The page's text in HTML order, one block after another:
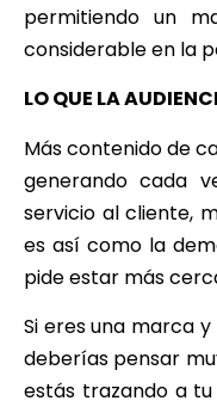
permitiendo un
considerable en la
LO QUE LA
Más contenido de
generando cada
servicio al cliente,
es así como la
pide estar más
Si eres una marca
deberías pensar
estás trazando a